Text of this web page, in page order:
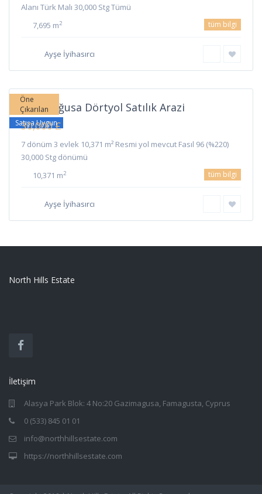
Alanı Türk Malı 30,000 Stg Tümü
7,695 m2 tüm bilgi
Ayşe İyihasırcı
Öne
Çıkarılan
Satışa Uygun
Gazimağusa Dörtyol Satılık Arazi
30,000 £
7 dönüm 3 evlek 10,371 m² Resmi yol mevcut Fasıl 96 (%220)
30,000 Stg dönümü
10,371 m2 tüm bilgi
Ayşe İyihasırcı
North Hills Estate
İletişim
Alasya Park Blok: 4 No:20 Gazimagusa, Famagusta, Cyprus
0 (533) 845 01 01
info@northhillsestate.com
https://northhillsestate.com